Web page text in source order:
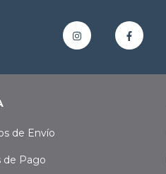
de Envío
de Pago